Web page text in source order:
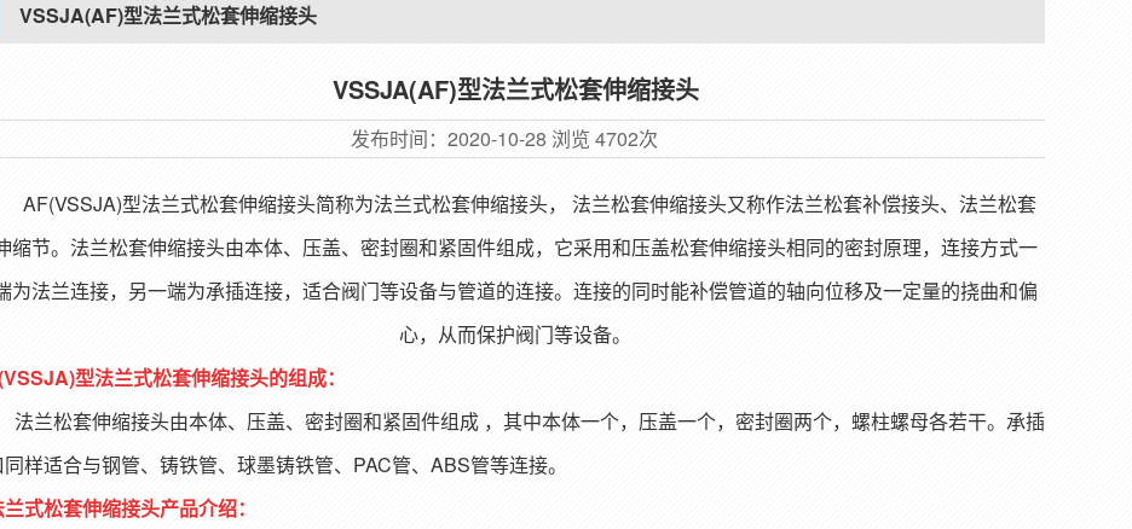
VSSJA(AF)型法兰式松套伸缩接头
VSSJA(AF)型法兰式松套伸缩接头
发布时间： 2020-10-28 浏览 4702次
AF(VSSJA)型法兰式松套伸缩接头简称为法兰式松套伸缩接头， 法兰松套伸缩接头又称作法兰松套补偿接头、法兰松套
缩节。法兰松套伸缩接头由本体、压盖、密封圈和紧固件组成，它采用和压盖松套伸缩接头相同的密封原理，连接方式一
为法兰连接，另一端为承插连接，适合阀门等设备与管道的连接。连接的同时能补偿管道的轴向位移及一定量的挠曲和偏
心，从而保护阀门等设备。
型法兰式松套伸缩接头的组成：
法兰松套伸缩接头由本体、压盖、密封圈和紧固件组成 ，其中本体一个，压盖一个，密封圈两个，螺柱螺母各若干。承插
同样适合与钢管、铸铁管、球墨铸铁管、PAC管、ABS管等连接。
式松套伸缩接头产品介绍：